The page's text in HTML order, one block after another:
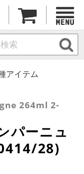
アイテム
264ml 2-
パーニュ
28)